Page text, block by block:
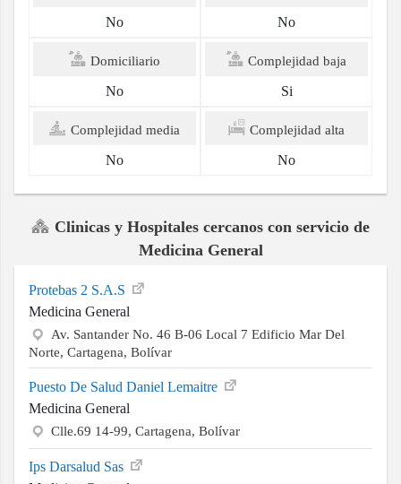
No
No
Domiciliario
No
Complejidad baja
Si
Complejidad media
No
Complejidad alta
No
Clinicas y Hospitales cercanos con servicio de
Medicina General
Protebas 2 S.A.S
Medicina General
Av. Santander No. 46 B-06 Local 7 Edificio Mar Del
Norte, Cartagena, Bolívar
Puesto De Salud Daniel Lemaitre
Medicina General
Clle.69 14-99, Cartagena, Bolívar
Ips Darsalud Sas